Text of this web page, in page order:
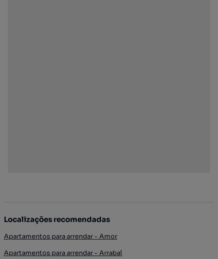
Localizações recomendadas
Apartamentos para arrendar - Amor
Apartamentos para arrendar - Arrabal